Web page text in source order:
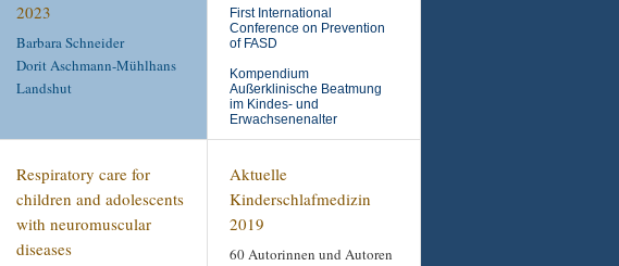
2023
Barbara Schneider
Dorit Aschmann-Mühlhans
Landshut
First International
Conference on Prevention
of FASD
Kompendium
Außerklinische Beatmung
im Kindes- und
Erwachsenenalter
Respiratory care for
children and adolescents
with neuromuscular
diseases
Aktuelle
Kinderschlafmedizin
2019
60 Autorinnen und Autoren